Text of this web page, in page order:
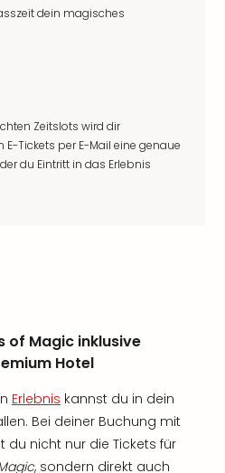
dein magisches
Zeitslots wird dir
Tickets per E-Mail eine genaue
du Eintritt in das Erlebnis
of Magic inklusive
Hotel
Erlebnis kannst du in dein
Bei deiner Buchung mit
nicht nur die Tickets für
, sondern direkt auch